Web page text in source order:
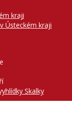
kraji
Ústeckém kraji
Skalky